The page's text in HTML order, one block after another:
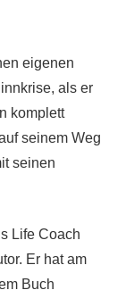
eigenen
als er
komplett
seinem Weg
seinen
Life Coach
Er hat am
Buch